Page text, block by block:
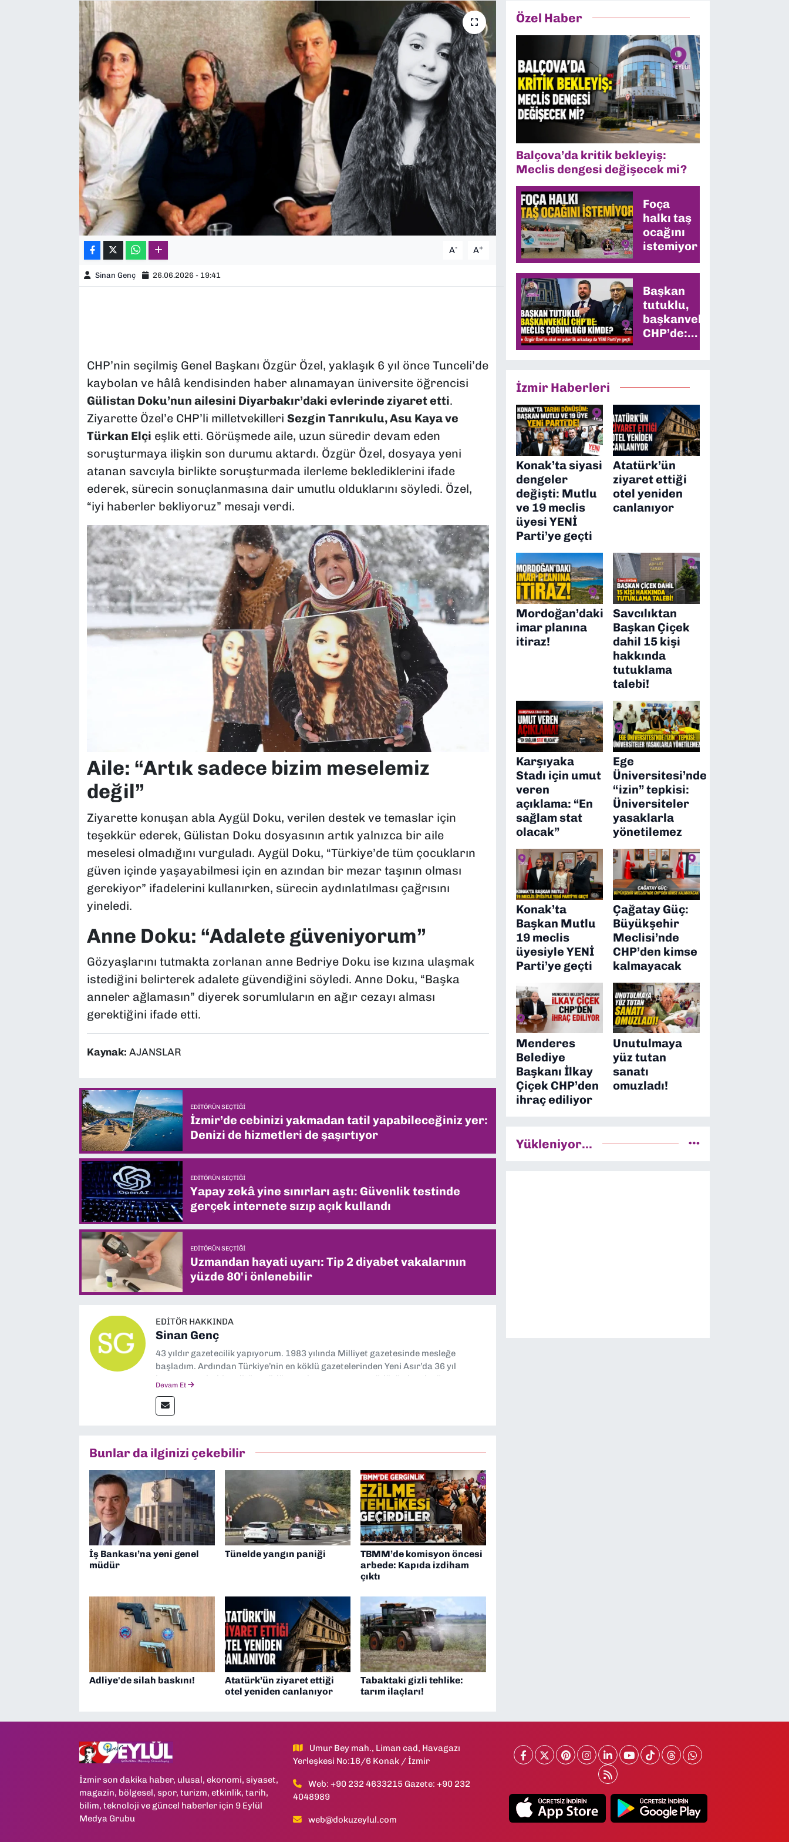
A- A+
Sinan Genç 26.06.2026 - 19:41
CHP’nin seçilmiş Genel Başkanı Özgür Özel, yaklaşık 6 yıl önce Tunceli’de
kaybolan ve hâlâ kendisinden haber alınamayan üniversite öğrencisi
Gülistan Doku’nun ailesini Diyarbakır’daki evlerinde ziyaret etti.
Ziyarette Özel’e CHP’li milletvekilleri Sezgin Tanrıkulu, Asu Kaya ve
Türkan Elçi eşlik etti. Görüşmede aile, uzun süredir devam eden
soruşturmaya ilişkin son durumu aktardı. Özgür Özel, dosyaya yeni
atanan savcıyla birlikte soruşturmada ilerleme beklediklerini ifade
ederek, sürecin sonuçlanmasına dair umutlu olduklarını söyledi. Özel,
“iyi haberler bekliyoruz” mesajı verdi.
Aile: “Artık sadece bizim meselemiz
değil”
Ziyarette konuşan abla Aygül Doku, verilen destek ve temaslar için
teşekkür ederek, Gülistan Doku dosyasının artık yalnızca bir aile
meselesi olmadığını vurguladı. Aygül Doku, “Türkiye’de tüm çocukların
güven içinde yaşayabilmesi için en azından bir mezar taşının olması
gerekiyor” ifadelerini kullanırken, sürecin aydınlatılması çağrısını
yineledi.
Anne Doku: “Adalete güveniyorum”
Gözyaşlarını tutmakta zorlanan anne Bedriye Doku ise kızına ulaşmak
istediğini belirterek adalete güvendiğini söyledi. Anne Doku, “Başka
anneler ağlamasın” diyerek sorumluların en ağır cezayı alması
gerektiğini ifade etti.
Kaynak: AJANSLAR
EDITÖRÜN SEÇTIĞI
İzmir’de cebinizi yakmadan tatil yapabileceğiniz yer:
Denizi de hizmetleri de şaşırtıyor
EDITÖRÜN SEÇTIĞI
Yapay zekâ yine sınırları aştı: Güvenlik testinde
gerçek internete sızıp açık kullandı
EDITÖRÜN SEÇTIĞI
Uzmandan hayati uyarı: Tip 2 diyabet vakalarının
yüzde 80'i önlenebilir
EDITÖR HAKKINDA
Sinan Genç
43 yıldır gazetecilik yapıyorum. 1983 yılında Milliyet gazetesinde mesleğe
başladım. Ardından Türkiye’nin en köklü gazetelerinden Yeni Asır’da 36 yıl
boyunca muhabir, editör, müdür yardımcısı ve spor müdürü olarak görev
anda Dokuz Eylül Gazetesi'nde editörlük yapıyorum
Devam Et
Bunlar da ilginizi çekebilir
İş Bankası’na yeni genel
müdür
Tünelde yangın paniği
TBMM’de komisyon öncesi
arbede: Kapıda izdiham
çıktı
Adliye'de silah baskını!
Atatürk’ün ziyaret ettiği
otel yeniden canlanıyor
Tabaktaki gizli tehlike:
tarım ilaçları!
Özel Haber
Balçova’da kritik bekleyiş:
Meclis dengesi değişecek mi?
Foça
halkı taş
ocağını
istemiyor
Başkan
tutuklu,
başkanvekili
CHP’de:
Meclis
İzmir Haberleri
Konak’ta siyasi
dengeler
değişti: Mutlu
ve 19 meclis
üyesi YENİ
Parti’ye geçti
Atatürk’ün
ziyaret ettiği
otel yeniden
canlanıyor
Mordoğan’daki
imar planına
itiraz!
Savcılıktan
Başkan Çiçek
dahil 15 kişi
hakkında
tutuklama
talebi!
Karşıyaka
Stadı için umut
veren
açıklama: “En
sağlam stat
olacak”
Ege
Üniversitesi’nde
“izin” tepkisi:
Üniversiteler
yasaklarla
yönetilemez
Konak’ta
Başkan Mutlu
19 meclis
üyesiyle YENİ
Parti’ye geçti
Çağatay Güç:
Büyükşehir
Meclisi’nde
CHP’den kimse
kalmayacak
Menderes
Belediye
Başkanı İlkay
Çiçek CHP’den
ihraç ediliyor
Unutulmaya
yüz tutan
sanatı
omuzladı!
Yükleniyor...
İzmir son dakika haber, ulusal, ekonomi, siyaset,
magazin, bölgesel, spor, turizm, etkinlik, tarih,
bilim, teknoloji ve güncel haberler için 9 Eylül
Medya Grubu
Umur Bey mah., Liman cad, Havagazı
Yerleşkesi No:16/6 Konak / İzmir
Web: +90 232 4633215 Gazete: +90 232
4048989
web@dokuzeylul.com
TEKNOLOJİ
YEREL YÖNETİMLER